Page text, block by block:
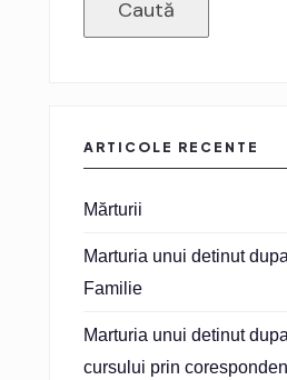
Caută
ARTICOLE RECENTE
Mărturii
Marturia unui detinut
Familie
Marturia unui detinut
cursului prin